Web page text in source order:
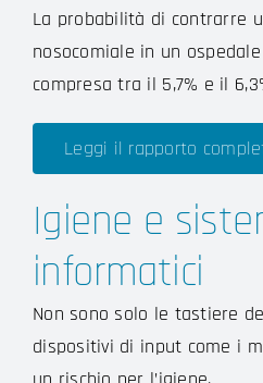
La probabilità di contrarre
nosocomiale in un
compresa tra il 5,7% e il
Leggi il rapporto
Igiene e
informatici
Non sono solo le tastiere
dispositivi di input come i